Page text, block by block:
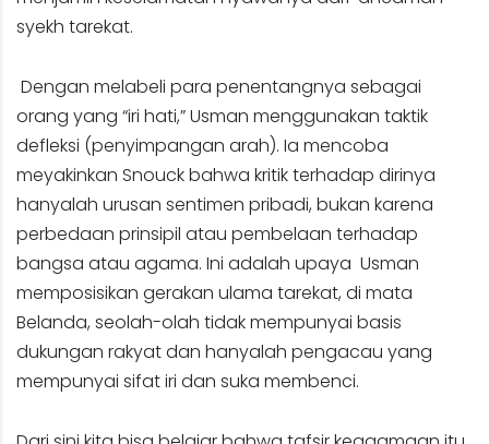
syekh tarekat.
Dengan melabeli para penentangnya sebagai
orang yang “iri hati,” Usman menggunakan taktik
defleksi (penyimpangan arah). Ia mencoba
meyakinkan Snouck bahwa kritik terhadap dirinya
hanyalah urusan sentimen pribadi, bukan karena
perbedaan prinsipil atau pembelaan terhadap
bangsa atau agama. Ini adalah upaya Usman
memposisikan gerakan ulama tarekat, di mata
Belanda, seolah-olah tidak mempunyai basis
dukungan rakyat dan hanyalah pengacau yang
mempunyai sifat iri dan suka membenci.